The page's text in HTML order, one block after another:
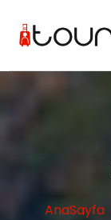
AnaSayfa